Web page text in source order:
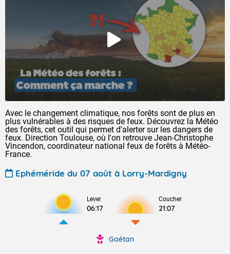
Avec le changement climatique, nos forêts sont de plus en
plus vulnérables à des risques de feux. Découvrez la Météo
des forêts, cet outil qui permet d'alerter sur les dangers de
feux. Direction Toulouse, où l'on retrouve Jean-Christophe
Vincendon, coordinateur national feux de forêts à Météo-
France.
Ephéméride du 07 août à Lorry-Mardigny
Lever
06:17
Coucher
21:07
Gaétan